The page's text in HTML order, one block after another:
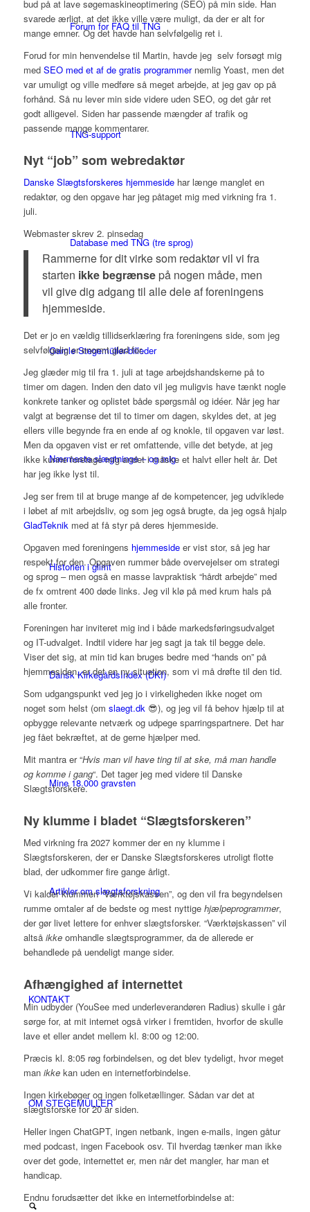
Forum for FAQ til TNG
TNG-support
Database med TNG (tre sprog)
Gamle Stegemüller-billeder
Nærmeste slægtninge – og mig
Historien i glimt
Dansk KirkegårdsIndex (DKI)
Mine 18.000 gravsten
Artikler om slægtsforskning
KONTAKT
OM STEGEMÜLLER
bud på at lave søgemaskineoptimering (SEO) på min side. Han
svarede ærligt, at det ikke ville være muligt, da der er alt for
mange emner. Og det havde han selvfølgelig ret i.
Forud for min henvendelse til Martin, havde jeg selv forsøgt mig
med SEO med et af de gratis programmernemlig Yoast, men det
var umuligt og ville medføre så meget arbejde, at jeg gav op på
forhånd. Så nu lever min side videre uden SEO, og det går ret
godt alligevel. Siden har passende mængder af trafik og
passende mange kommentarer.
Nyt “job” som webredaktør
Danske Slægtsforskeres hjemmesidehar længe manglet en
redaktør, og den opgave har jeg påtaget mig med virkning fra 1.
juli.
Webmaster skrev 2. pinsedag
Rammerne for dit virke som redaktør vil vi fra
starten ikke begrænsepå nogen måde, men
vil give dig adgang til alle dele af foreningens
hjemmeside.
Det er jo en vældig tillidserklæring fra foreningens side, som jeg
selvfølgelig er enormt glad for.
Jeg glæder mig til fra 1. juli at tage arbejdshandskerne på to
timer om dagen. Inden den dato vil jeg muligvis have tænkt nogle
konkrete tanker og oplistet både spørgsmål og idéer. Når jeg har
valgt at begrænse det til to timer om dagen, skyldes det, at jeg
ellers ville begynde fra en ende af og knokle, til opgaven var løst.
Men da opgaven vist er ret omfattende, ville det betyde, at jeg
ikke kunne foretage mig andet i måske et halvt eller helt år. Det
har jeg ikke lyst til.
Jeg ser frem til at bruge mange af de kompetencer, jeg udviklede
i løbet af mit arbejdsliv, og som jeg også brugte, da jeg også hjalp
GladTeknikmed at få styr på deres hjemmeside.
Opgaven med foreningens hjemmesideer vist stor, så jeg har
respekt for den. Opgaven rummer både overvejelser om strategi
og sprog – men også en masse lavpraktisk “hårdt arbejde” med
de fx omtrent 400 døde links. Jeg vil klø på med krum hals på
alle fronter.
Foreningen har inviteret mig ind i både markedsføringsudvalget
og IT-udvalget. Indtil videre har jeg sagt ja tak til begge dele.
Viser det sig, at min tid kan bruges bedre med “hands on” på
hjemmesiden, er det en ny situation, som vi må drøfte til den tid.
Som udgangspunkt ved jeg jo i virkeligheden ikke noget om
noget som helst (om slaegt.dk😎), og jeg vil få behov hjælp til at
opbygge relevante netværk og udpege sparringspartnere. Det har
jeg fået bekræftet, at de gerne hjælper med.
Mit mantra er “Hvis man vil have ting til at ske, må man handle
og komme i gang“. Det tager jeg med videre til Danske
Slægtsforskere.
Ny klumme i bladet “Slægtsforskeren”
Med virkning fra 2027 kommer der en ny klumme i
Slægtsforskeren, der er Danske Slægtsforskeres utroligt flotte
blad, der udkommer fire gange årligt.
Vi kalder klummen “Værktøjskassen”, og den vil fra begyndelsen
rumme omtaler af de bedste og mest nyttige hjælpeprogrammer,
der gør livet lettere for enhver slægtsforsker. “Værktøjskassen” vil
altså ikkeomhandle slægtsprogrammer, da de allerede er
behandlede på uendeligt mange sider.
Afhængighed af internettet
Min udbyder (YouSee med underleverandøren Radius) skulle i går
sørge for, at mit internet også virker i fremtiden, hvorfor de skulle
lave et eller andet mellem kl. 8:00 og 12:00.
Præcis kl. 8:05 røg forbindelsen, og det blev tydeligt, hvor meget
man ikkekan uden en internetforbindelse.
Ingen kirkebøger og ingen folketællinger. Sådan var det at
slægtsforske for 20 år siden.
Heller ingen ChatGPT, ingen netbank, ingen e-mails, ingen gåtur
med podcast, ingen Facebook osv. Til hverdag tænker man ikke
over det gode, internettet er, men når det mangler, har man et
handicap.
Endnu forudsætter det ikke en internetforbindelse at: